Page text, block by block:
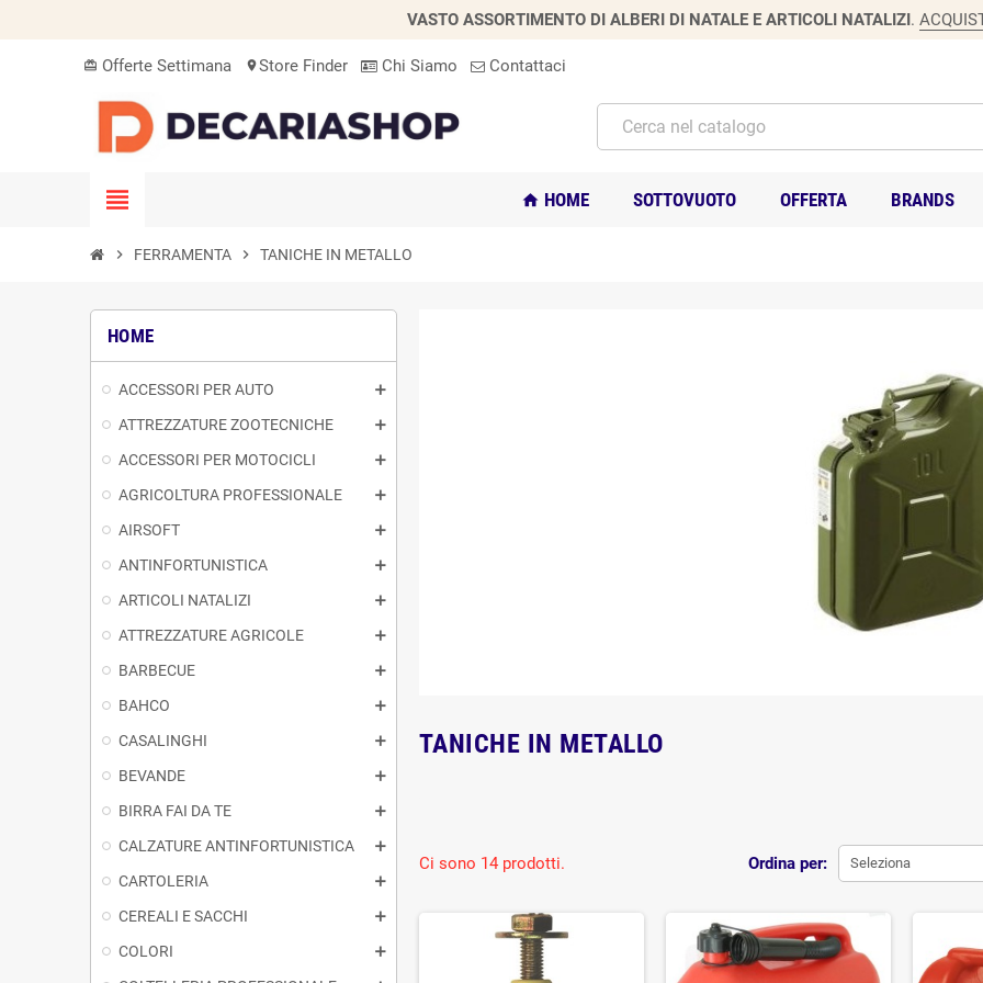
VASTO ASSORTIMENTO DI ALBERI DI NATALE E ARTICOLI NATALIZI.
card_giftcard Offerte Settimana location_onStore Finder Chi Siamo Contattaci
view_headline home HOME SOTTOVUOTO OFFERTA BRANDS
chevron_right FERRAMENTA chevron_right TANICHE IN METALLO
HOME
ACCESSORI PER AUTO
ATTREZZATURE ZOOTECNICHE
ACCESSORI PER MOTOCICLI
AGRICOLTURA PROFESSIONALE
AIRSOFT
ANTINFORTUNISTICA
ARTICOLI NATALIZI
ATTREZZATURE AGRICOLE
BARBECUE
BAHCO
CASALINGHI
BEVANDE
BIRRA FAI DA TE
CALZATURE ANTINFORTUNISTICA
CARTOLERIA
CEREALI E SACCHI
COLORI
TANICHE IN METALLO
Ordina per: Seleziona
Ci sono 14 prodotti.